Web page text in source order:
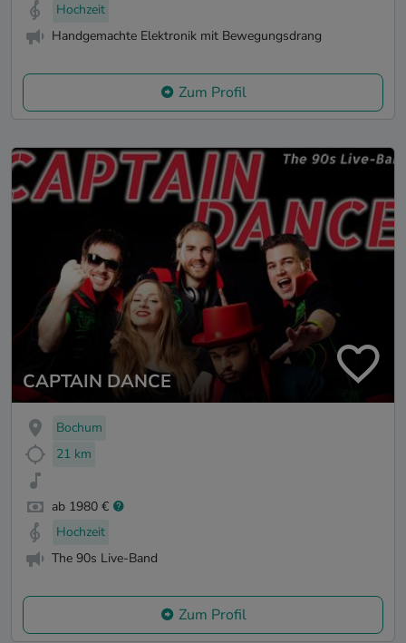
Hochzeit
Handgemachte Elektronik mit Bewegungsdrang
Zum Profil
CAPTAIN DANCE
Bochum
21 km
ab 1980 €
Hochzeit
The 90s Live-Band
Zum Profil